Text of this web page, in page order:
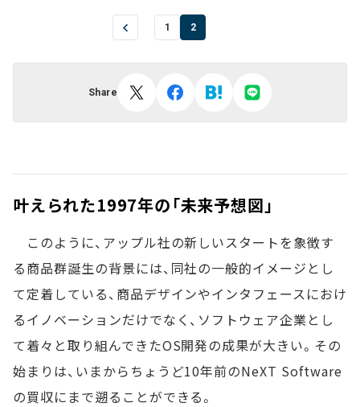
1 2
Share
叶えられた1997年の「未来予想図」
このように、アップル社の新しいスタートを象徴す
る商品群誕生の背景には、同社の一般的イメージとし
て定着している、商品デザインやインタフェースにおけ
るイノベーションだけでなく、ソフトウェア企業とし
て着々と取り組んできたOS開発の成果が大きい。その
始まりは、いまからちょうど10年前のNeXT Software
の買収にまで遡ることができる。